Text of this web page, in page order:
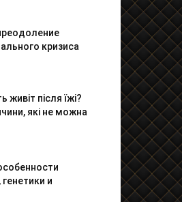
кризиса
живіт після їжі?
які не можна
и